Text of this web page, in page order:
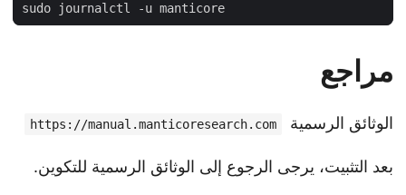
مراجع
الوثائق الرسمية https://manual.manticoresearch.com
بعد التثبيت، يرجى الرجوع إلى الوثائق الرسمية للتكوين.